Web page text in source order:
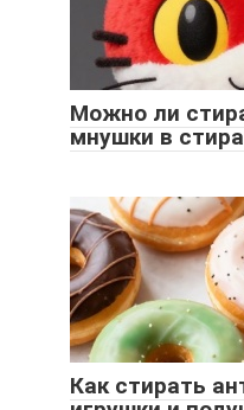
Можно ли
мнушки в
Как стирать